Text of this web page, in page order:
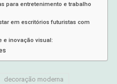
para entretenimento e trabalho
em escritórios futuristas com
e inovação visual:
decoração moderna